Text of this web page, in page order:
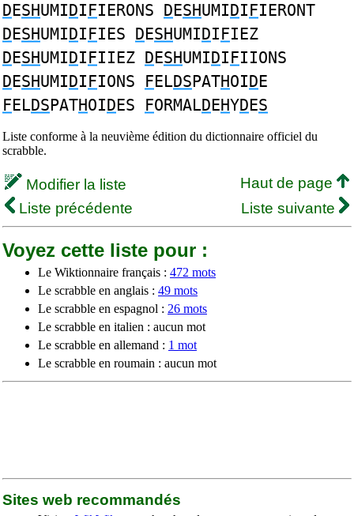
DESHUMIDIFIERONS DESHUMIDIFIERONT
DESHUMIDIFIES DESHUMIDIFIEZ
DESHUMIDIFIIEZ DESHUMIDIFIIONS
DESHUMIDIFIONS FELDSPATHOIDE
FELDSPATHOIDES FORMALDEHYDES
Liste conforme à la neuvième édition du dictionnaire officiel du
scrabble.
Modifier la liste
Haut de page
Liste précédente
Liste suivante
Voyez cette liste pour :
Le Wiktionnaire français : 472 mots
Le scrabble en anglais : 49 mots
Le scrabble en espagnol : 26 mots
Le scrabble en italien : aucun mot
Le scrabble en allemand : 1 mot
Le scrabble en roumain : aucun mot
Sites web recommandés